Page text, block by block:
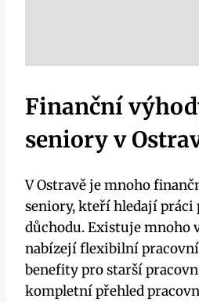
Finanční
seniory v
V Ostravě je mnoho
seniory, kteří hledají práci
důchodu. Existuje mnoho
nabízejí flexibilní pracovní
benefity pro starší
kompletní přehled